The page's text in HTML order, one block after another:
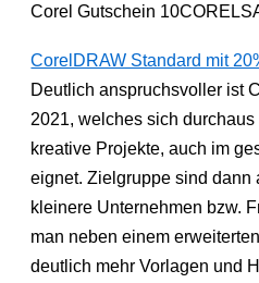
Corel Gutschein
CorelDRAW Standard mit
Deutlich anspruchsvoller ist
2021, welches sich
kreative Projekte, auch im
eignet. Zielgruppe sind dann
kleinere Unternehmen bzw.
man neben einem
deutlich mehr Vorlagen und